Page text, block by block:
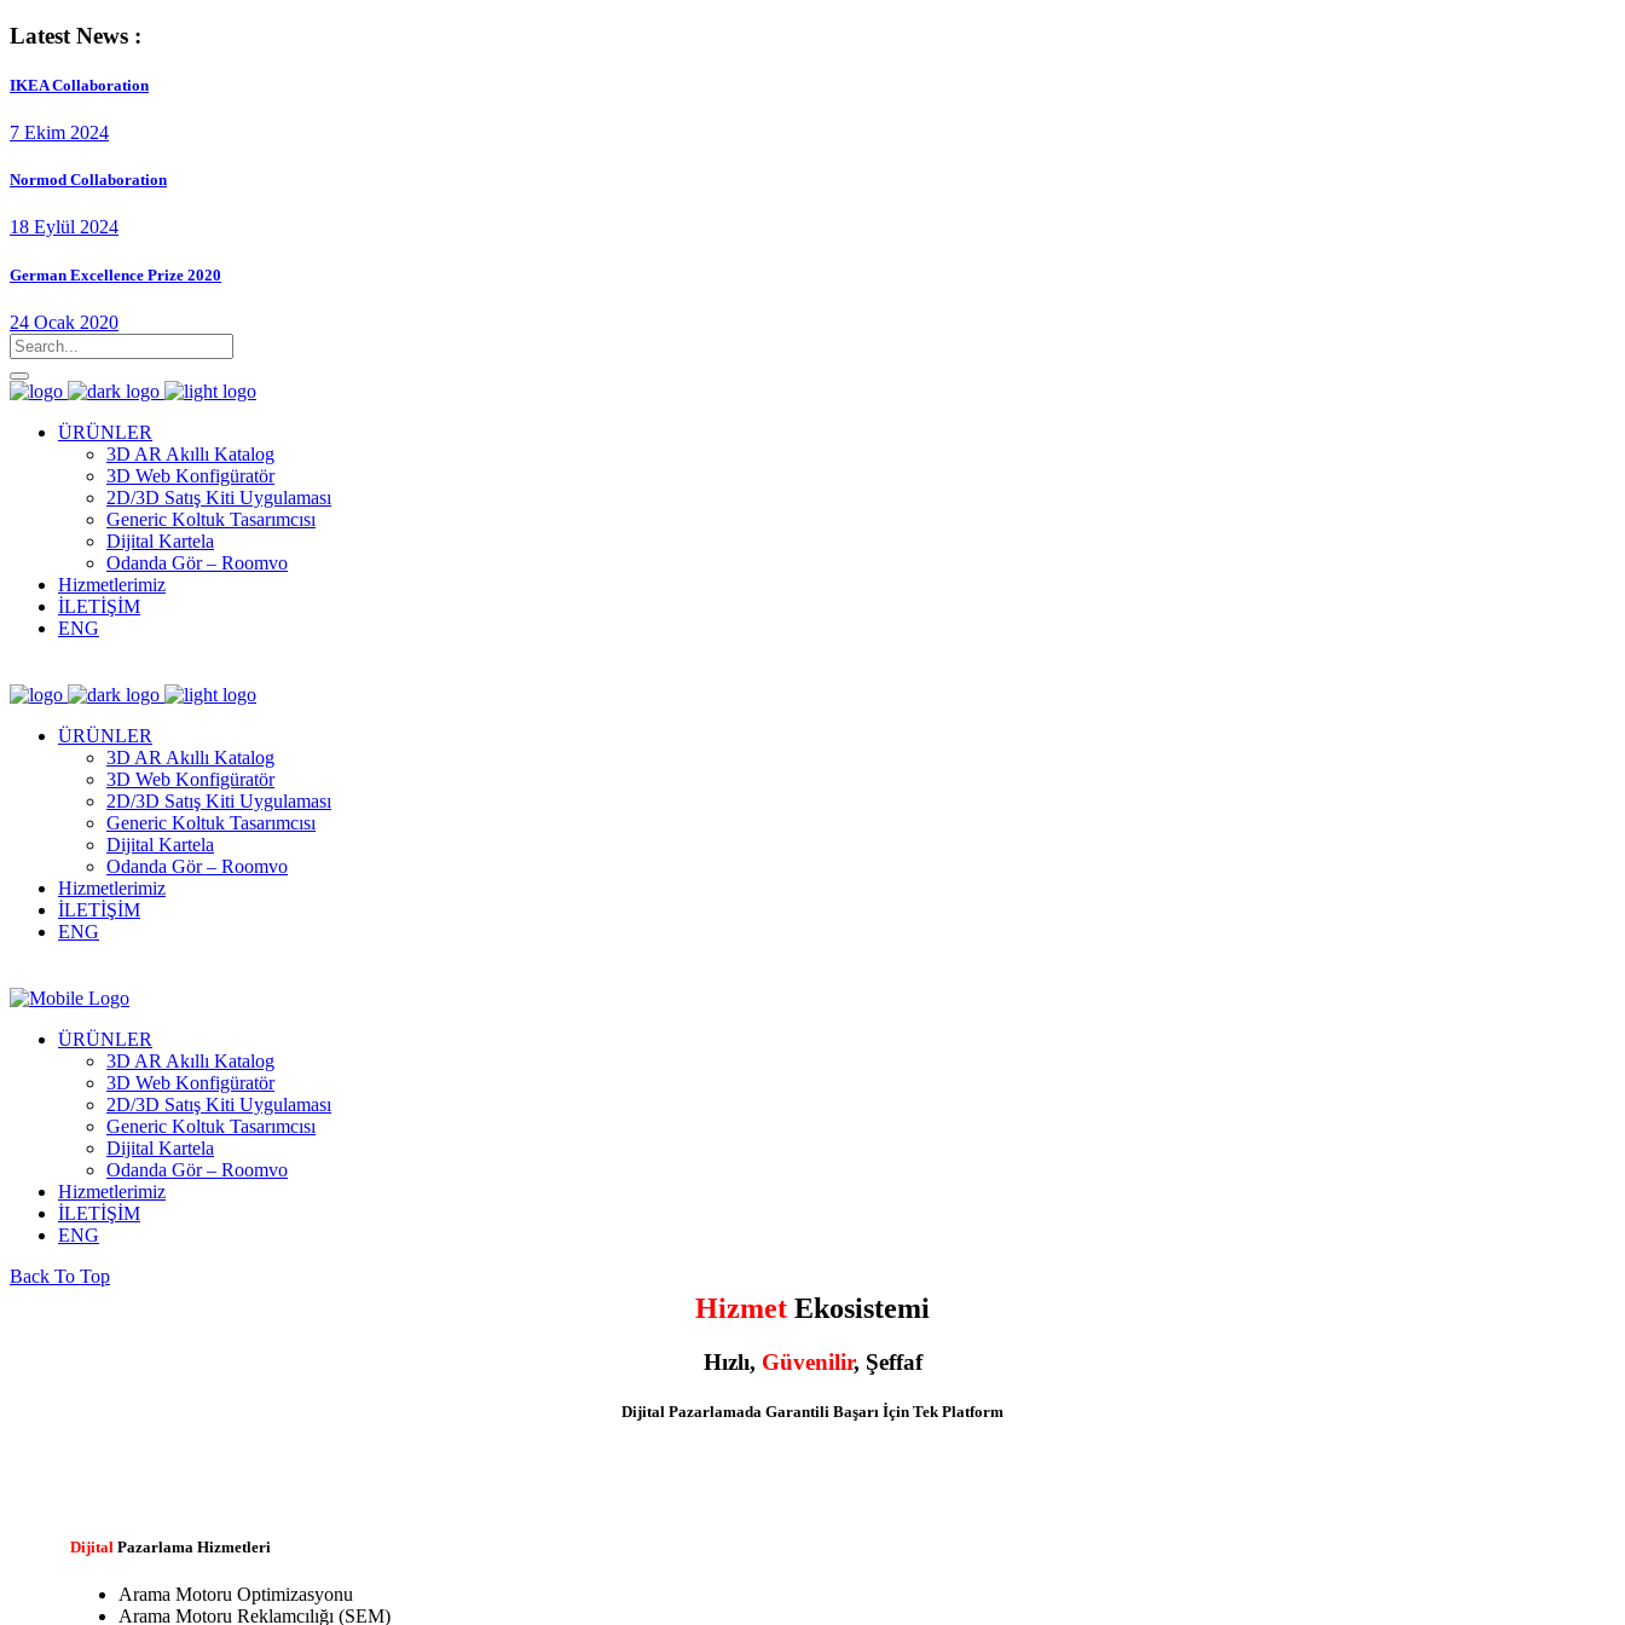
Latest News :
IKEA Collaboration
7 Ekim 2024
Normod Collaboration
18 Eylül 2024
German Excellence Prize 2020
24 Ocak 2020
ÜRÜNLER
3D AR Akıllı Katalog
3D Web Konfigüratör
2D/3D Satış Kiti Uygulaması
Generic Koltuk Tasarımcısı
Dijital Kartela
Odanda Gör – Roomvo
Hizmetlerimiz
İLETİŞİM
ENG
ÜRÜNLER
3D AR Akıllı Katalog
3D Web Konfigüratör
2D/3D Satış Kiti Uygulaması
Generic Koltuk Tasarımcısı
Dijital Kartela
Odanda Gör – Roomvo
Hizmetlerimiz
İLETİŞİM
ENG
ÜRÜNLER
3D AR Akıllı Katalog
3D Web Konfigüratör
2D/3D Satış Kiti Uygulaması
Generic Koltuk Tasarımcısı
Dijital Kartela
Odanda Gör – Roomvo
Hizmetlerimiz
İLETİŞİM
ENG
Back To Top
Hizmet Ekosistemi
Hızlı, Güvenilir, Şeffaf
Dijital Pazarlamada Garantili Başarı İçin Tek Platform
Dijital Pazarlama Hizmetleri
Arama Motoru Optimizasyonu
Arama Motoru Reklamcılığı (SEM)